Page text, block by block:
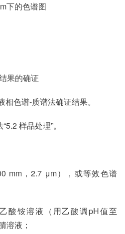
下的色谱图
果的确证
色谱-质谱法确证结果。
样品处理”。
mm，2.7 μm），或等效色谱
酸铵溶液（用乙酸调pH值至
溶液；